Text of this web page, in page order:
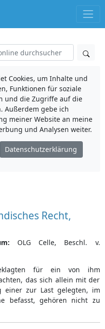
Cookies, um Inhalte und
Funktionen für soziale
und die Zugriffe auf die
Außerdem gebe ich
meiner Website an meine
und Analysen weiter.
Datenschutzerklärung
Recht,
OLG Celle, Beschl. v.
für ein von ihm
das sich allein mit der
einer zur Last gelegten, im
befasst, gehören nicht zu